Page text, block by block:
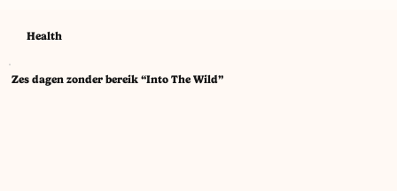
Health
Zes dagen zonder bereik “Into The Wild”